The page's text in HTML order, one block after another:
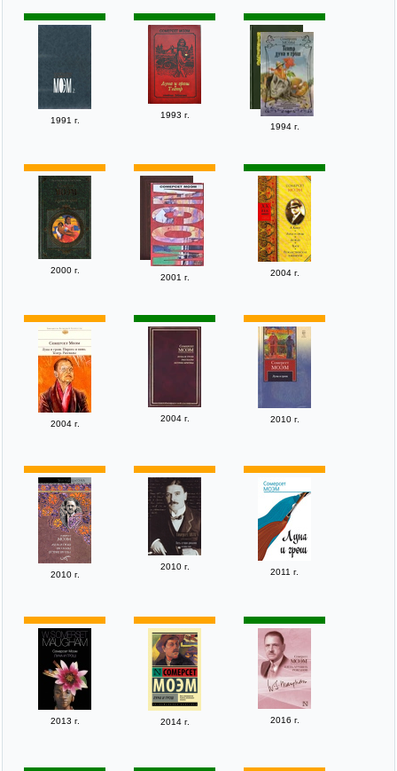
1991 г.
1993 г.
1994 г.
2000 г.
2001 г. 2004 г.
2004 г.
2004 г. 2010 г.
2010 г.
2010 г.
2011 г.
2013 г. 2014 г. 2016 г.